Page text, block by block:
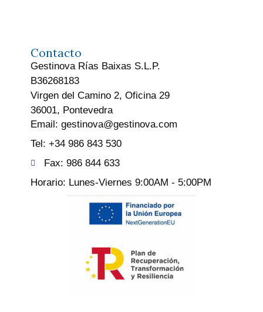
Contacto
Gestinova Rías Baixas S.L.P.
B36268183
Virgen del Camino 2, Oficina 29
36001, Pontevedra
Email: gestinova@gestinova.com
Tel: +34 986 843 530
Fax: 986 844 633
Horario: Lunes-Viernes 9:00AM - 5:00PM